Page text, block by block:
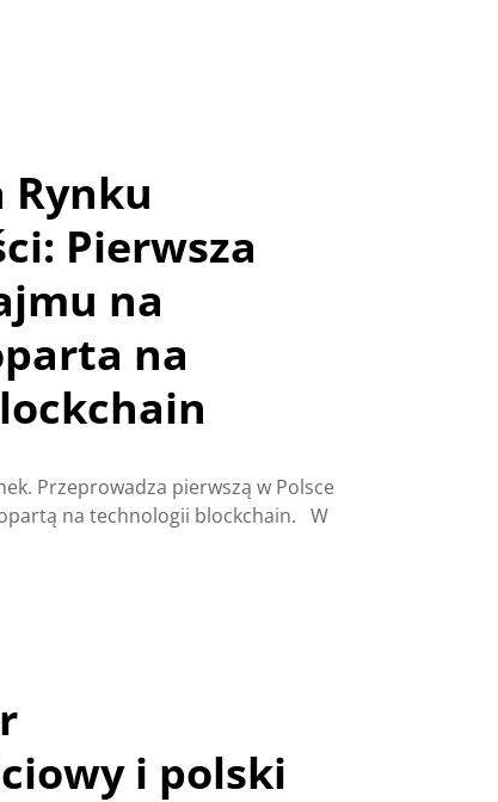
Rynku
Pierwsza
na
na
Przeprowadza pierwszą w Polsce
na technologii blockchain. W
i polski